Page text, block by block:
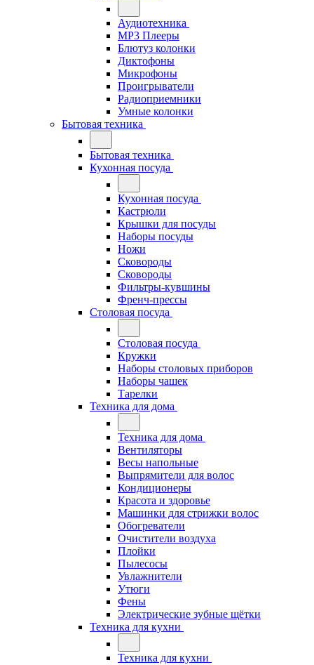
Аудиотехника
MP3 Плееры
Блютуз колонки
Диктофоны
Микрофоны
Проигрыватели
Радиоприемники
Умные колонки
Бытовая техника
Бытовая техника
Кухонная посуда
Кухонная посуда
Кастрюли
Крышки для посуды
Наборы посуды
Ножи
Сковороды
Сковороды
Фильтры-кувшины
Френч-прессы
Столовая посуда
Столовая посуда
Кружки
Наборы столовых приборов
Наборы чашек
Тарелки
Техника для дома
Техника для дома
Вентиляторы
Весы напольные
Выпрямители для волос
Кондиционеры
Красота и здоровье
Машинки для стрижки волос
Обогреватели
Очистители воздуха
Плойки
Пылесосы
Увлажнители
Утюги
Фены
Электрические зубные щётки
Техника для кухни
Техника для кухни